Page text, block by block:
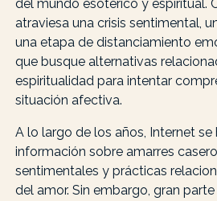
del mundo esotérico y espiritual.
atraviesa una crisis sentimental,
una etapa de distanciamiento
que busque alternativas
espiritualidad para intentar
situación afectiva.
A lo largo de los años, Internet se
información sobre amarres
sentimentales y prácticas
del amor. Sin embargo, gran